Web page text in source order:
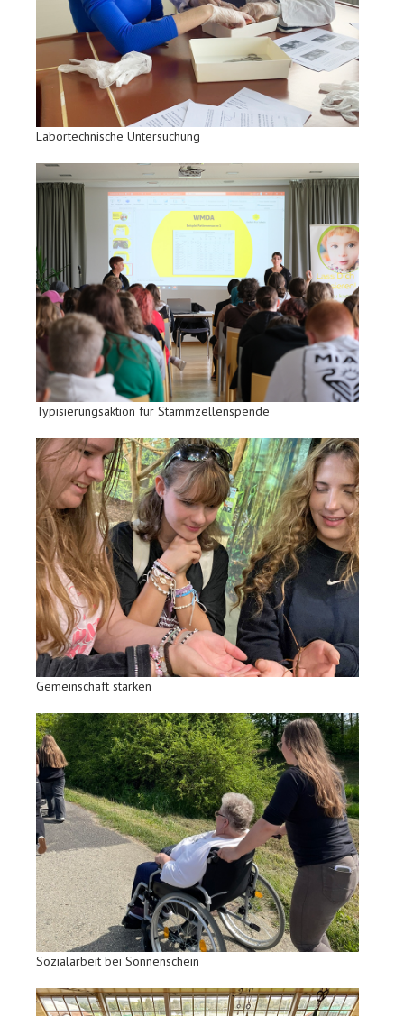
Labortechnische Untersuchung
Typisierungsaktion für Stammzellenspende
Gemeinschaft stärken
Sozialarbeit bei Sonnenschein